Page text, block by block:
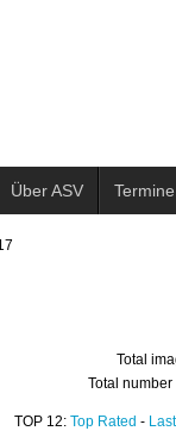
Über ASV Termine
Total
Total
TOP 12: Top Rated -